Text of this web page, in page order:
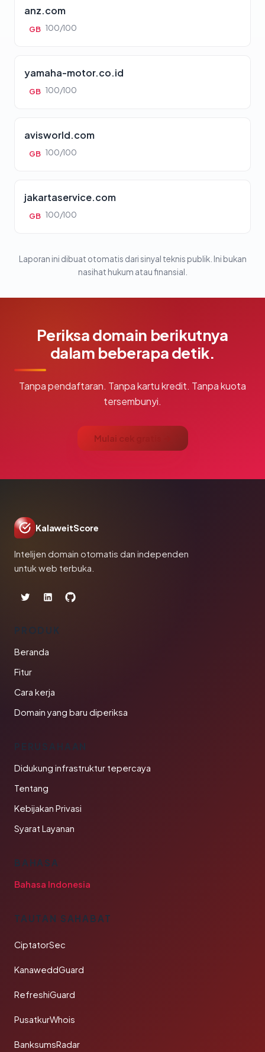
anz.com
GB 100/100
yamaha-motor.co.id
GB 100/100
avisworld.com
GB 100/100
jakartaservice.com
GB 100/100
Laporan ini dibuat otomatis dari sinyal teknis publik. Ini bukan
nasihat hukum atau finansial.
Periksa domain berikutnya
dalam beberapa detik.
Tanpa pendaftaran. Tanpa kartu kredit. Tanpa kuota
tersembunyi.
Mulai cek gratis →
KalaweitScore
Intelijen domain otomatis dan independen
untuk web terbuka.
PRODUK
Beranda
Fitur
Cara kerja
Domain yang baru diperiksa
PERUSAHAAN
Didukung infrastruktur tepercaya
Tentang
Kebijakan Privasi
Syarat Layanan
BAHASA
Bahasa Indonesia
TAUTAN SAHABAT
CiptatorSec
KanaweddGuard
RefreshiGuard
PusatkurWhois
BanksumsRadar